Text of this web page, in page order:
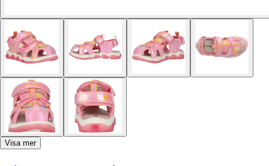
Visa mer